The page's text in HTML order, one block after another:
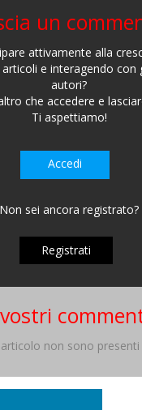
un
attivamente alla
e interagendo con
autori?
che accedere e
Ti aspettiamo!
Accedi
Non sei ancora registrato?
Registrati
non sono